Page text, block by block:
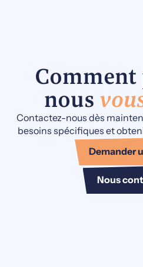
Comment
nous
Contactez-nous dès
besoins spécifiques et
Demander
Nous